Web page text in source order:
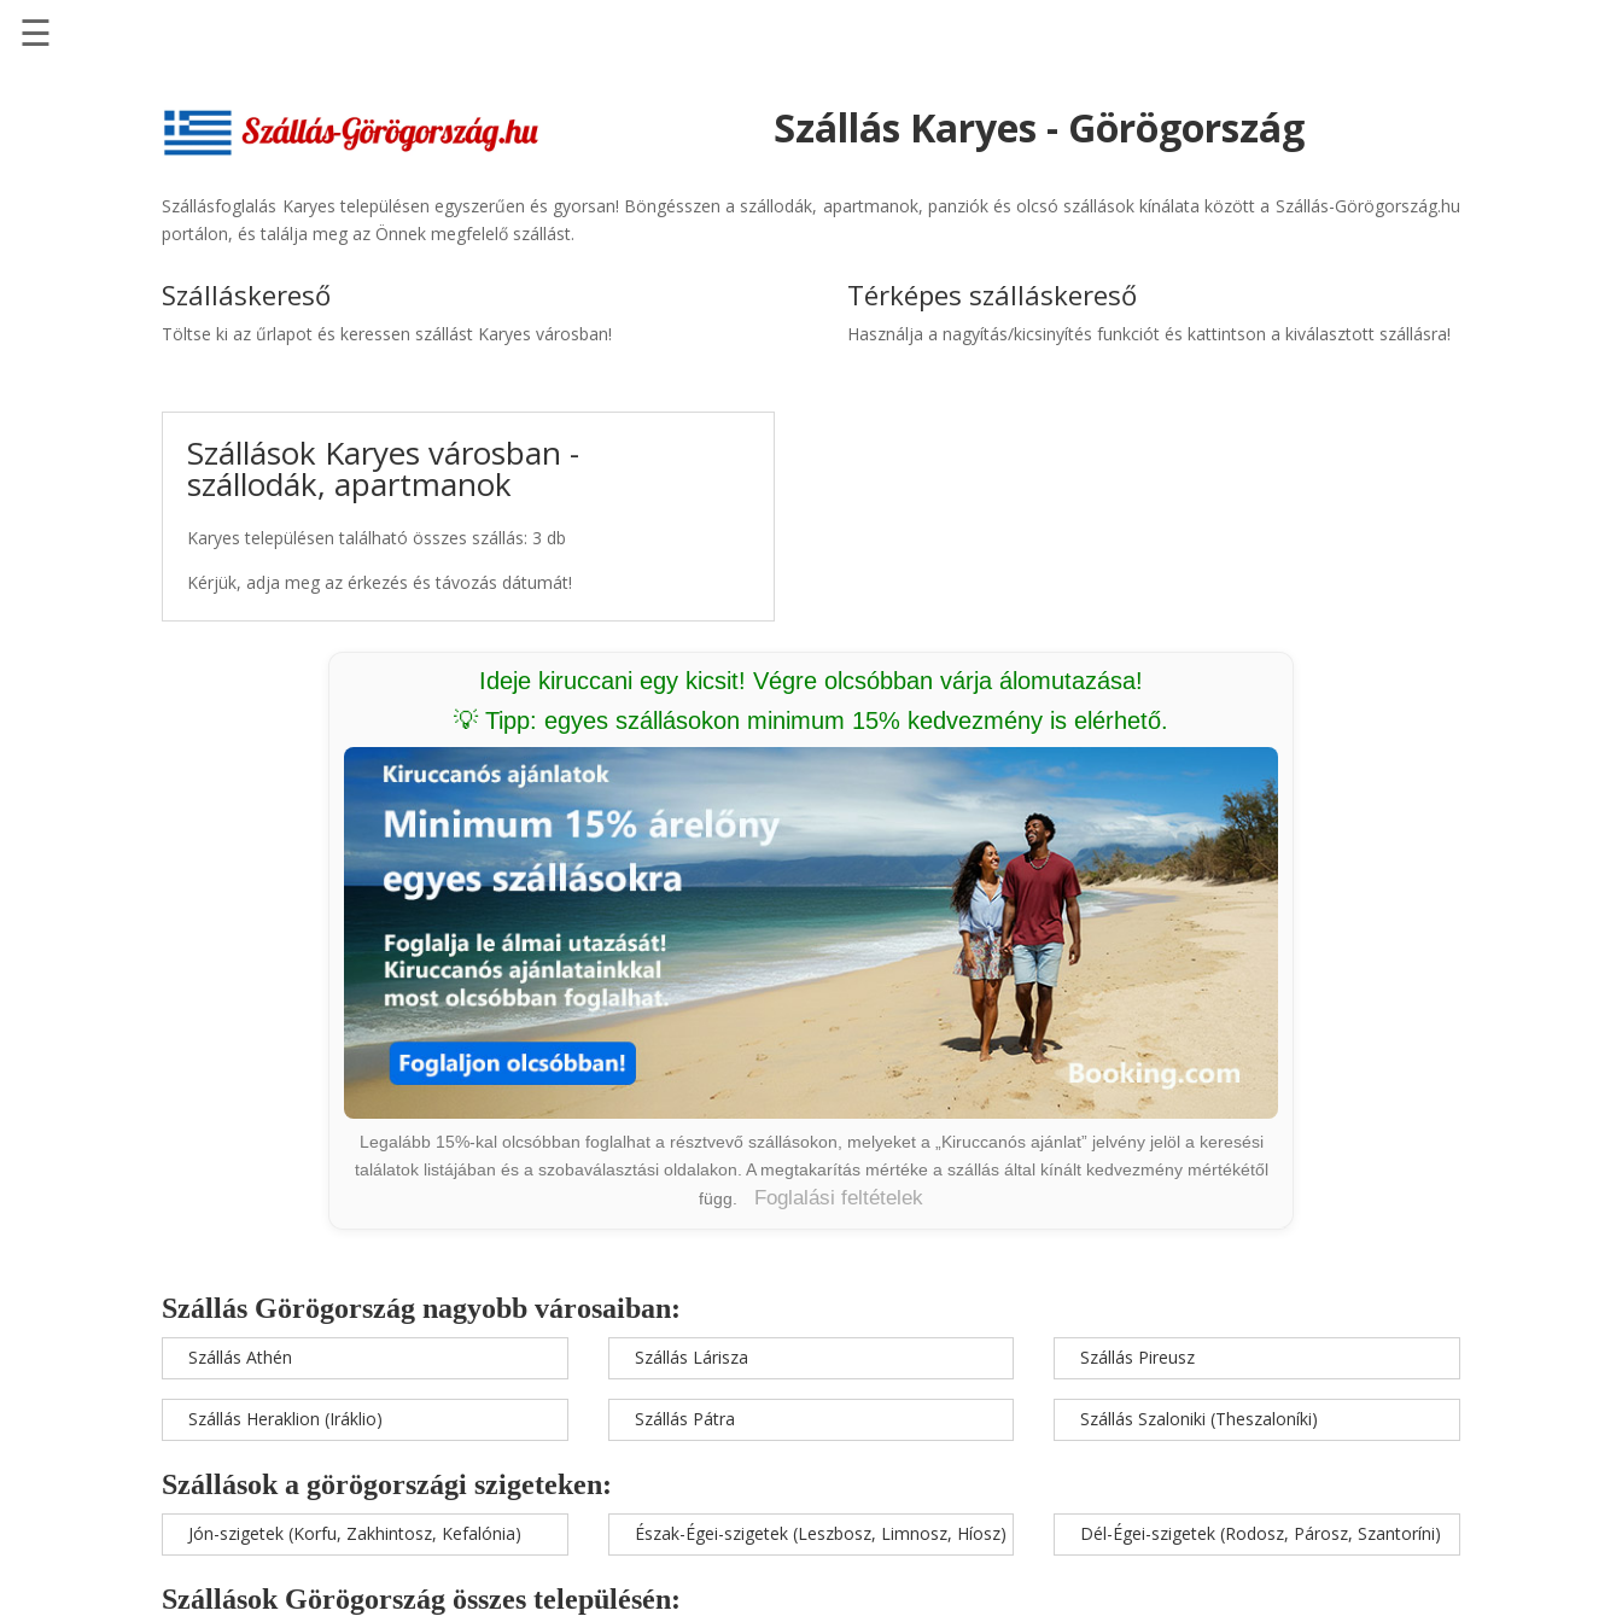
Szállásinfo.eu
Repülőjegy
Autóbérlés
☰
Szállás Karyes - Görögország
Szállásfoglalás Karyes településen egyszerűen és gyorsan! Böngésszen a szállodák, apartmanok, panziók és olcsó szállások kínálata között a Szállás-Görögország.hu
portálon, és találja meg az Önnek megfelelő szállást.
Szálláskereső
Töltse ki az űrlapot és keressen szállást Karyes városban!
Szállások Karyes városban -
szállodák, apartmanok
Karyes településen található összes szállás: 3 db
Kérjük, adja meg az érkezés és távozás dátumát!
Térképes szálláskereső
Használja a nagyítás/kicsinyítés funkciót és kattintson a kiválasztott szállásra!
Ideje kiruccani egy kicsit! Végre olcsóbban várja álomutazása!
💡 Tipp: egyes szállásokon minimum 15% kedvezmény is elérhető.
Legalább 15%-kal olcsóbban foglalhat a résztvevő szállásokon, melyeket a „Kiruccanós ajánlat” jelvény jelöl a keresési
találatok listájában és a szobaválasztási oldalakon. A megtakarítás mértéke a szállás által kínált kedvezmény mértékétől
függ.
Foglalási feltételek
Szállás Görögország nagyobb városaiban:
Szállás Athén
Szállás Heraklion (Iráklio)
Szállás Lárisza
Szállás Pátra
Szállás Pireusz
Szállás Szaloniki (Theszaloníki)
Szállások a görögországi szigeteken:
Jón-szigetek (Korfu, Zakhintosz, Kefalónia) Észak-Égei-szigetek (Leszbosz, Limnosz, Híosz) Dél-Égei-szigetek (Rodosz, Párosz, Szantoríni)
Szállások Görögország összes településén: